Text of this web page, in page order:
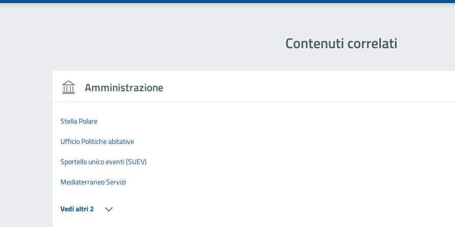
Contenuti correlati
Amministrazione
Stella Polare
Ufficio Politiche abitative
Sportello unico eventi (SUEV)
Mediaterraneo Servizi
Vedi altri 2